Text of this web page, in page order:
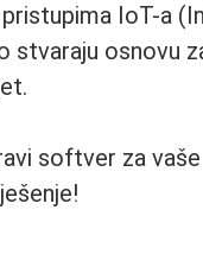
IoT-a
stvaraju osnovu
softver za vaše